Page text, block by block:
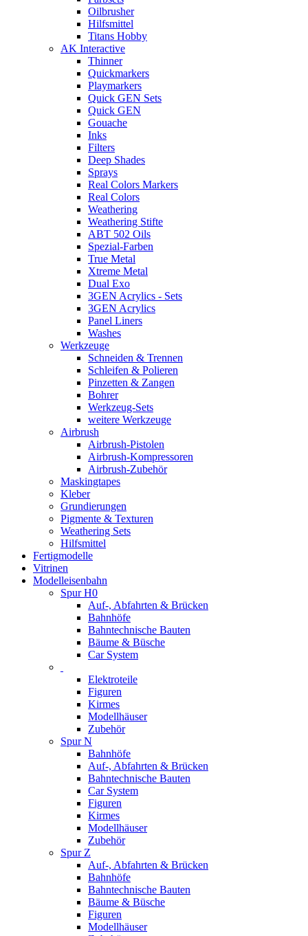
Oilbrusher
Hilfsmittel
Titans Hobby
AK Interactive
Thinner
Quickmarkers
Playmarkers
Quick GEN Sets
Quick GEN
Gouache
Inks
Filters
Deep Shades
Sprays
Real Colors Markers
Real Colors
Weathering
Weathering Stifte
ABT 502 Oils
Spezial-Farben
True Metal
Xtreme Metal
Dual Exo
3GEN Acrylics - Sets
3GEN Acrylics
Panel Liners
Washes
Werkzeuge
Schneiden & Trennen
Schleifen & Polieren
Pinzetten & Zangen
Bohrer
Werkzeug-Sets
weitere Werkzeuge
Airbrush
Airbrush-Pistolen
Airbrush-Kompressoren
Airbrush-Zubehör
Maskingtapes
Kleber
Grundierungen
Pigmente & Texturen
Weathering Sets
Hilfsmittel
Fertigmodelle
Vitrinen
Modelleisenbahn
Spur H0
Auf-, Abfahrten & Brücken
Bahnhöfe
Bahntechnische Bauten
Bäume & Büsche
Car System
Elektroteile
Figuren
Kirmes
Modellhäuser
Zubehör
Spur N
Bahnhöfe
Auf-, Abfahrten & Brücken
Bahntechnische Bauten
Car System
Figuren
Kirmes
Modellhäuser
Zubehör
Spur Z
Auf-, Abfahrten & Brücken
Bahnhöfe
Bahntechnische Bauten
Bäume & Büsche
Figuren
Modellhäuser